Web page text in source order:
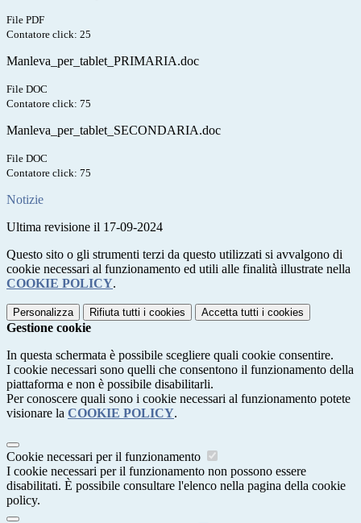
File PDF
Contatore click: 25
Manleva_per_tablet_PRIMARIA.doc
File DOC
Contatore click: 75
Manleva_per_tablet_SECONDARIA.doc
File DOC
Contatore click: 75
Notizie
Ultima revisione il 17-09-2024
Questo sito o gli strumenti terzi da questo utilizzati si avvalgono di
cookie necessari al funzionamento ed utili alle finalità illustrate nella
COOKIE POLICY.
Personalizza Rifiuta tutti i cookies Accetta tutti i cookies
Gestione cookie
In questa schermata è possibile scegliere quali cookie consentire.
I cookie necessari sono quelli che consentono il funzionamento della
piattaforma e non è possibile disabilitarli.
Per conoscere quali sono i cookie necessari al funzionamento potete
visionare la COOKIE POLICY.
Cookie necessari per il funzionamento
I cookie necessari per il funzionamento non possono essere
disabilitati. È possibile consultare l'elenco nella pagina della cookie
policy.